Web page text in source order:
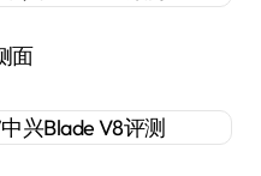
面